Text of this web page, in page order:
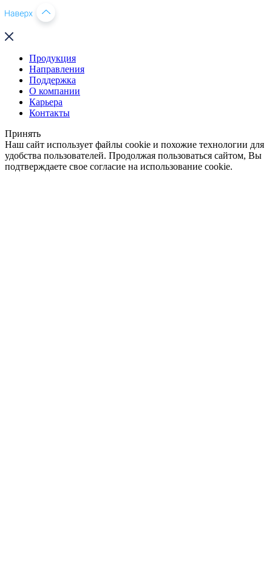
Продукция
Направления
Поддержка
О компании
Карьера
Контакты
Принять
Наш сайт использует файлы cookie и похожие технологии для
удобства пользователей. Продолжая пользоваться сайтом, Вы
подтверждаете свое согласие на использование cookie.